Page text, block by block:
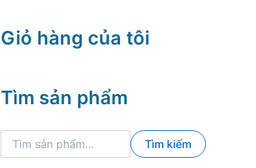
Giỏ hàng của tôi
Tìm sản phẩm
Tìm kiếm